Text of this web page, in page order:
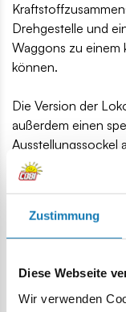
Zustimmung
Diese Webseite
Wir verwenden
Drehgestelle und
Waggons zu
können.
Die Version der
außerdem einen
Ausstellungssockel
Bahndamm
Lokomotive, zur
COBI produzierte
solcher
enthalten. Die